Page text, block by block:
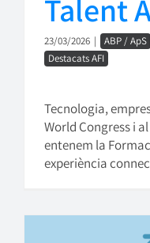
Talent
23/03/2026 | ABP / ApS
Destacats AFI
Tecnologia,
World Congress i
entenem la
experiència